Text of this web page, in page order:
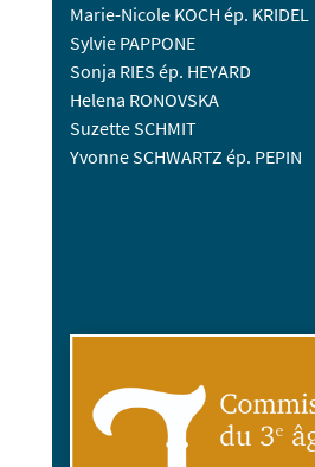
Marie-Nicole KOCH ép. KRIDEL
Sylvie PAPPONE
Sonja RIES ép. HEYARD
Helena RONOVSKA
Suzette SCHMIT
Yvonne SCHWARTZ ép. PEPIN